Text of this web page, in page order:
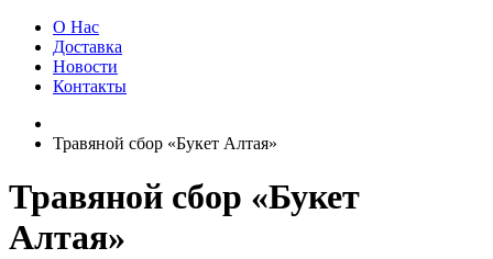
О Нас
Доставка
Новости
Контакты
Травяной сбор «Букет Алтая»
Травяной сбор «Букет
Алтая»